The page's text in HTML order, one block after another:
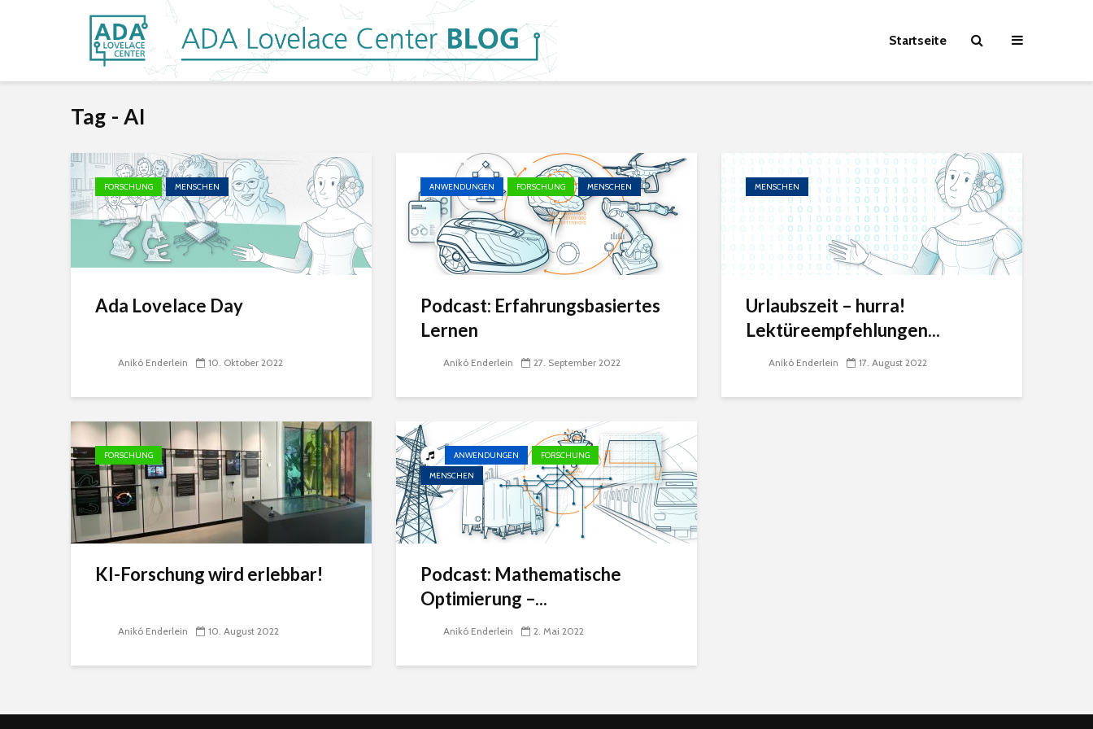
Startseite
Tag - AI
FORSCHUNG MENSCHEN
Ada Lovelace Day
Anikó Enderlein 10. Oktober 2022
ANWENDUNGEN FORSCHUNG MENSCHEN
Podcast: Erfahrungsbasiertes
Lernen
Anikó Enderlein 27. September 2022
MENSCHEN
Urlaubszeit – hurra!
Lektüreempfehlungen...
Anikó Enderlein 17. August 2022
FORSCHUNG
KI-Forschung wird erlebbar!
Anikó Enderlein 10. August 2022
ANWENDUNGEN
FORSCHUNG
MENSCHEN
Podcast: Mathematische
Optimierung –...
Anikó Enderlein 2. Mai 2022